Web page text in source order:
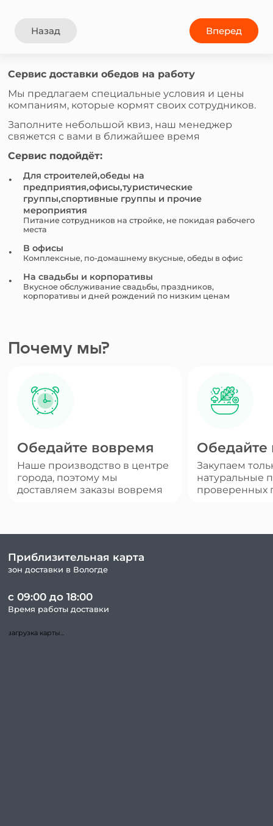
Назад Вперед
Сервис доставки обедов на работу
Мы предлагаем специальные условия и цены
компаниям, которые кормят своих сотрудников.
Заполните небольшой квиз, наш менеджер
свяжется с вами в ближайшее время
Сервис подойдёт:
Для строителей,обеды на
предприятия,офисы,туристические
группы,спортивные группы и прочие
мероприятия
Питание сотрудников на стройке, не покидая рабочего
места
В офисы
Комплексные, по-домашнему вкусные, обеды в офис
На свадьбы и корпоративы
Вкусное обслуживание свадьбы, праздников,
корпоративы и дней рождений по низким ценам
Почему мы?
Обедайте вовремя
Наше производство в центре
города, поэтому мы
доставляем заказы вовремя
Обедайте
Закупаем
натуральные
проверенных
Приблизительная карта
зон доставки в Вологде
с 09:00 до 18:00
Время работы доставки
загрузка карты...